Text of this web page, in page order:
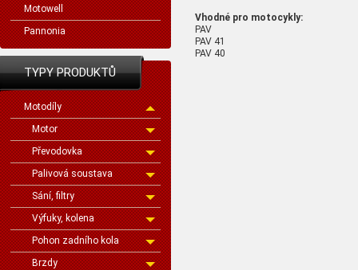
Motowell
Pannonia
TYPY PRODUKTŮ
Motodíly
Motor
Převodovka
Palivová soustava
Sání, filtry
Výfuky, kolena
Pohon zadního kola
Brzdy
Vhodné pro motocykly:
PAV
PAV 41
PAV 40